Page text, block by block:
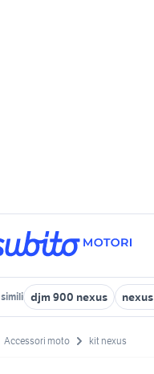
simili djm 900 nexus
Accessori moto kit nexus